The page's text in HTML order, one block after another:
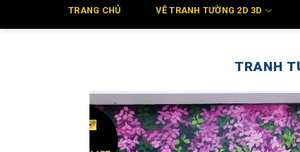
TRANG CHỦ VẼ TRANH TƯỜNG 2D 3D
TRANH